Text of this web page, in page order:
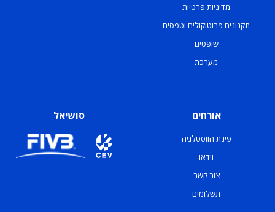
מדיניות פרטיות
תקנונים פרוטוקולים וטפסים
שופטים
מערכת
אורחים
פינת הווסטלגיה
וידאו
צור קשר
תשלומים
סושיאל